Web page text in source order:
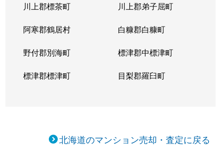
川上郡標茶町 川上郡弟子屈町
阿寒郡鶴居村 白糠郡白糠町
野付郡別海町 標津郡中標津町
標津郡標津町 目梨郡羅臼町
北海道のマンション売却・査定に戻る